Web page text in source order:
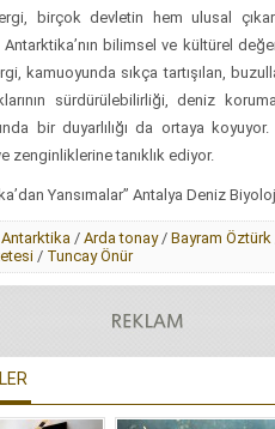
sergi, birçok devletin hem ulusal
Antarktika’nın bilimsel ve kültürel
kamuoyunda sıkça tartışılan,
sürdürülebilirliği, deniz
bir duyarlılığı da ortaya
zenginliklerine tanıklık ediyor.
Yansımalar” Antalya Deniz
Antarktika / Arda tonay/ Bayram Öztürk
/ Tuncay Önür